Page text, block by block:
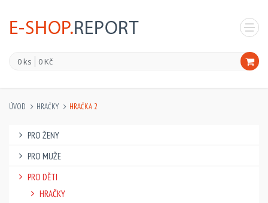
0 ks 0 Kč
ÚVOD HRAČKY HRAČKA 2
PRO ŽENY
PRO MUŽE
PRO DĚTI
HRAČKY